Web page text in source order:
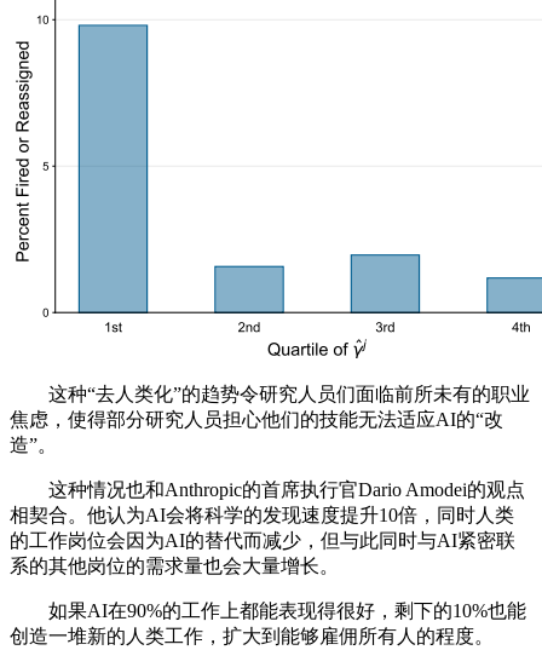
这种“去人类化”的趋势令研究人员们面临前所未有的职业
焦虑，使得部分研究人员担心他们的技能无法适应AI的“改
造”。
这种情况也和Anthropic的首席执行官Dario Amodei的观点
相契合。他认为AI会将科学的发现速度提升10倍，同时人类
的工作岗位会因为AI的替代而减少，但与此同时与AI紧密联
系的其他岗位的需求量也会大量增长。
如果AI在90%的工作上都能表现得很好，剩下的10%也能
创造一堆新的人类工作，扩大到能够雇佣所有人的程度。